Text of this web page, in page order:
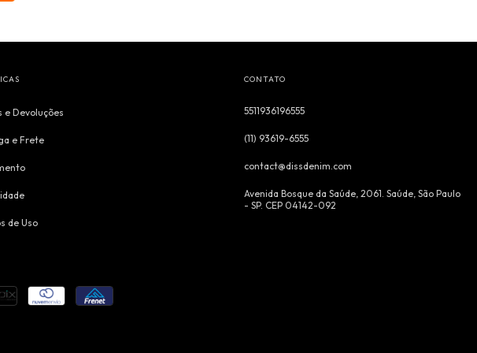
e Devoluções
e Frete
de Uso
CONTATO
5511936196555
(11) 93619-6555
contact@dissdenim.com
Avenida Bosque da Saúde, 2061. Saúde, São Paulo
- SP. CEP 04142-092